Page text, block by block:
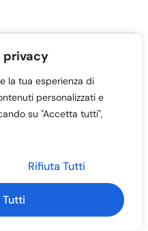
privacy
la tua esperienza di
personalizzati e
su "Accetta tutti",
Rifiuta Tutti
CADUTI IN
Casoni APS